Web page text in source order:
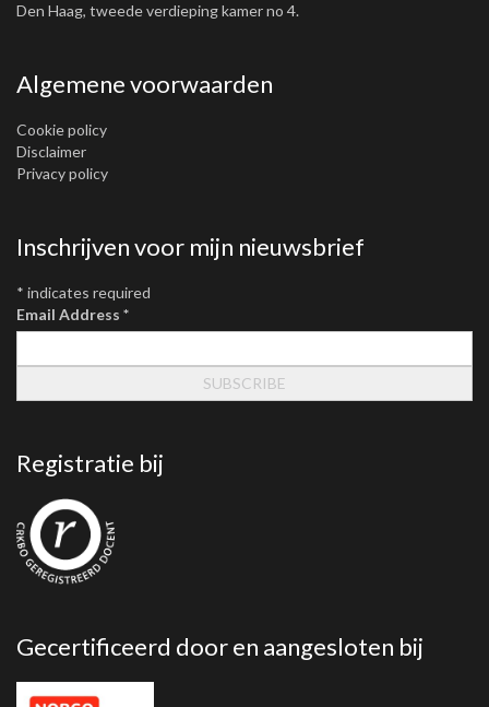
Den Haag, tweede verdieping kamer no 4.
Algemene voorwaarden
Cookie policy
Disclaimer
Privacy policy
Inschrijven voor mijn nieuwsbrief
* indicates required
Email Address *
Registratie bij
Gecertificeerd door en aangesloten bij